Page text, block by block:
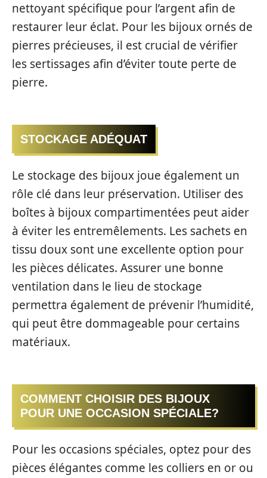
nettoyant spécifique pour l’argent afin de
restaurer leur éclat. Pour les bijoux ornés de
pierres précieuses, il est crucial de vérifier
les sertissages afin d’éviter toute perte de
pierre.
STOCKAGE ADÉQUAT
Le stockage des bijoux joue également un
rôle clé dans leur préservation. Utiliser des
boîtes à bijoux compartimentées peut aider
à éviter les entremêlements. Les sachets en
tissu doux sont une excellente option pour
les pièces délicates. Assurer une bonne
ventilation dans le lieu de stockage
permettra également de prévenir l’humidité,
qui peut être dommageable pour certains
matériaux.
COMMENT CHOISIR DES BIJOUX
POUR UNE OCCASION SPÉCIALE?
Pour les occasions spéciales, optez pour des
pièces élégantes comme les colliers en or ou